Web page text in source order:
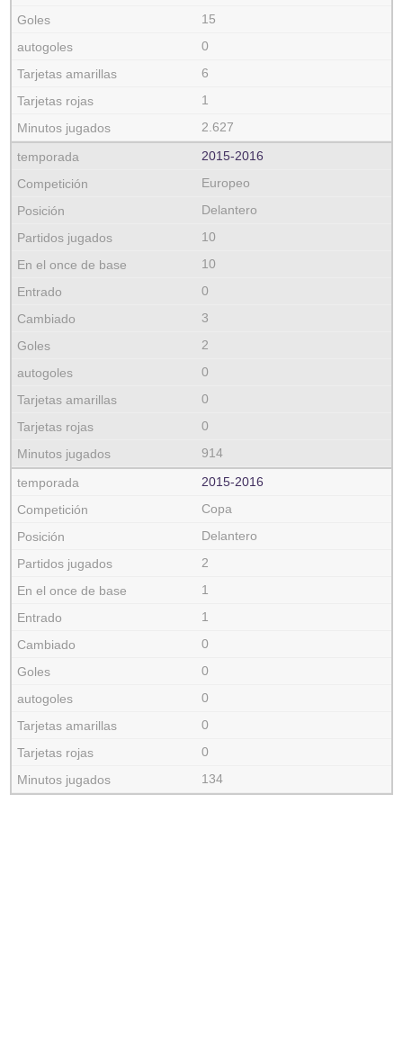
15
0
6
1
2.627
2015‑2016
Europeo
Delantero
10
10
0
3
2
0
0
0
914
2015‑2016
Copa
Delantero
2
1
1
0
0
0
0
0
134